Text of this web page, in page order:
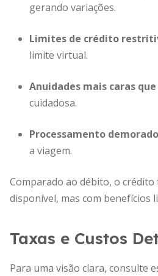
gerando variações.
Limites de crédito
limite virtual.
Anuidades mais caras
cuidadosa.
Processamento
a viagem.
Comparado ao débito, o crédito
disponível, mas com benefícios
Taxas e Custos
Para uma visão clara, consulte